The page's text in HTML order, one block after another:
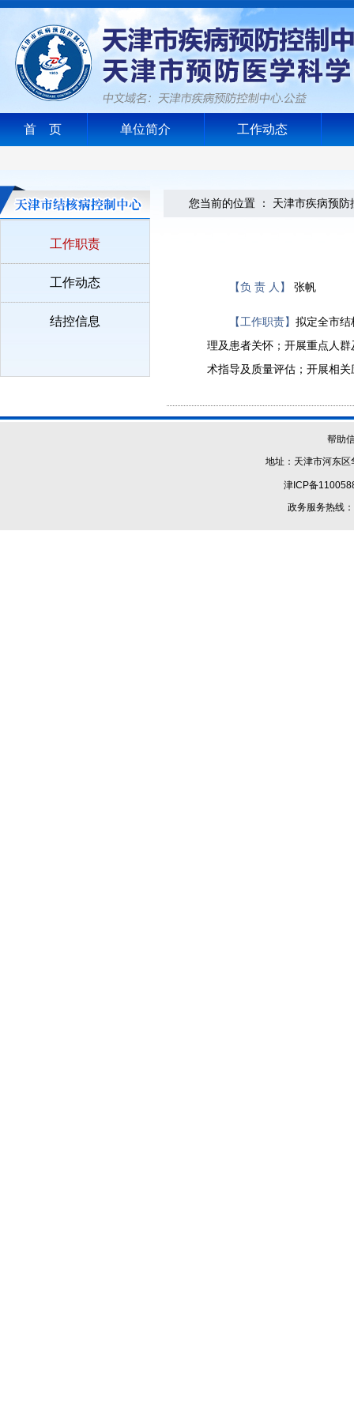
首 页 单位简介 工作动态
工作职责
工作动态
结控信息
您当前的位置 ： 天津市疾病预防
【负 责 人】 张帆
【工作职责】 拟定全市结
理及患者关怀；开展重点人
术指导及质量评估；开展相
帮助
地址：天津市河
津ICP备
政务服务热线